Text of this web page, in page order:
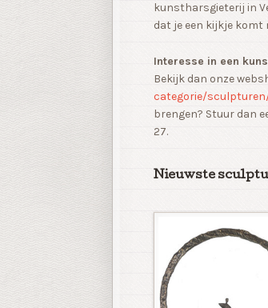
kunstharsgieterij in
dat je een kijkje komt
Interesse in een
Bekijk dan onze
categorie/
brengen? Stuur dan
27.
Nieuwste